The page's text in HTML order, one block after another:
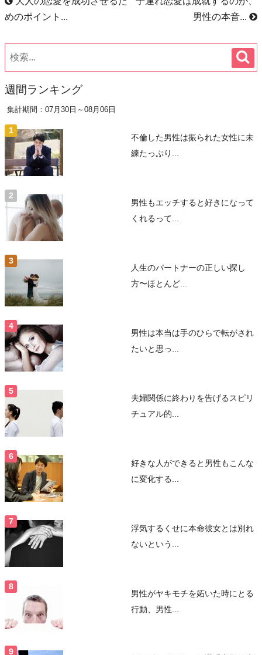
めのポイント...
男性の本音...
週間ランキング
集計期間：07月30日～08月06日
不倫した男性は振られた女性に未
練たっぷり...
男性もエッチすると好きになって
くれるって...
人生のパートナーの正しい探し
方〜ほとんど...
男性は本当は手のひらで転がされ
たいと思っ...
夫婦関係に終わりを告げるスピリ
チュアル的...
好きな人ができると男性もこんな
に変化する...
浮気するくせに本命彼女とは別れ
ないという...
男性がヤキモチを妬いた時にとる
行動、男性...